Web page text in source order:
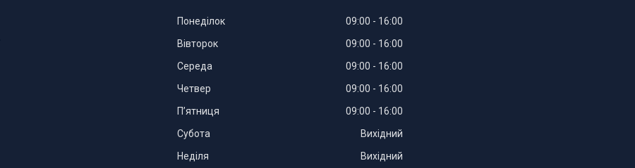
Понеділок 09:00
16:00
Вівторок
09:00
16:00
Середа
09:00
16:00
Четвер
09:00
16:00
Пʼятниця
09:00
16:00
Субота
Вихідний
Неділя
Вихідний